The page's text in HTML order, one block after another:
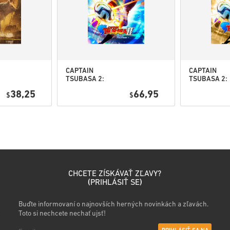
• Vyber si produkt
• Zadaj svoju e-mailovú
• Vyber si preferovaný
• Dokonči objednávku
$38,25
CAPTAIN
TSUBASA 2:
(STEAM) EU
$66,95
CAPTAIN
TSUBASA 2:
Deluxe
CHCETE ZÍSKÁVAŤ ZĽAVY?
(PRIHLÁSIŤ SE)
Buďte informovaní o najnovších herných novinkách a zľavách.
Toto si nechcete nechať ujsť!